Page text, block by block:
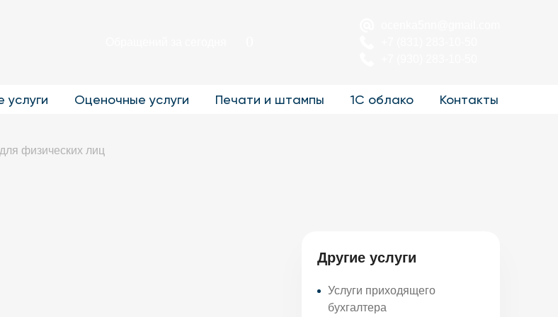
услуги Оценочные услуги Печати и штампы 1С облако Контакты
физических лиц
Другие услуги
Услуги приходящего
бухгалтера